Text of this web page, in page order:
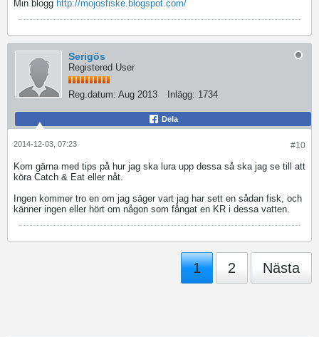
Min blogg http://mojosfiske.blogspot.com/
Serigös
Registered User
Reg.datum: Aug 2013 Inlägg: 1734
Dela
#10
2014-12-03, 07:23
Kom gärna med tips på hur jag ska lura upp dessa så ska jag se till att
köra Catch & Eat eller nåt.
Ingen kommer tro en om jag säger vart jag har sett en sådan fisk, och
känner ingen eller hört om någon som fångat en KR i dessa vatten.
1 2 Nästa